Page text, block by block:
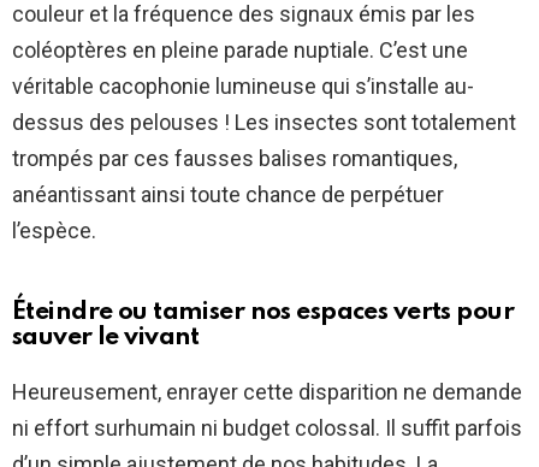
couleur et la fréquence des signaux émis par les
coléoptères en pleine parade nuptiale. C’est une
véritable cacophonie lumineuse qui s’installe au-
dessus des pelouses ! Les insectes sont totalement
trompés par ces fausses balises romantiques,
anéantissant ainsi toute chance de perpétuer
l’espèce.
Éteindre ou tamiser nos espaces verts pour
sauver le vivant
Heureusement, enrayer cette disparition ne demande
ni effort surhumain ni budget colossal. Il suffit parfois